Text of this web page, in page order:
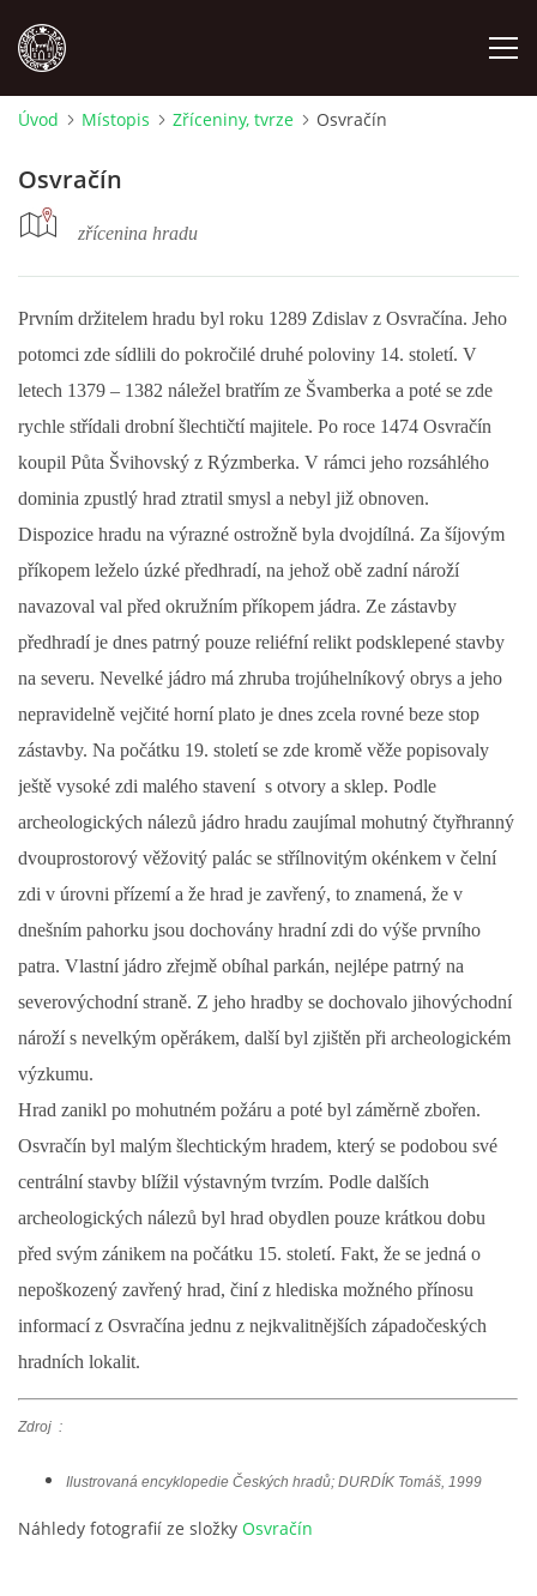
NÁRODOPIS
OSTATNÍ
ODKAZY
O NÁS
DŮL NA SLÍDU (NA KOLE)
Kontakt:
tel. 773 916 275
info@domdej.cz
--------------------------------------------------------------
Tento projekt je realizován za finanční podpory
města Domažlice.
© 2026 eStránky.cz |Aktualizováno: 17. 7. 2026|Nahoru ↑
Úvod Místopis Zříceniny, tvrze Osvračín
Osvračín
zřícenina hradu
Prvním držitelem hradu byl roku 1289 Zdislav z Osvračína. Jeho
potomci zde sídlili do pokročilé druhé poloviny 14. století. V
letech 1379 – 1382 náležel bratřím ze Švamberka a poté se zde
rychle střídali drobní šlechtičtí majitele. Po roce 1474 Osvračín
koupil Půta Švihovský z Rýzmberka. V rámci jeho rozsáhlého
dominia zpustlý hrad ztratil smysl a nebyl již obnoven.
Dispozice hradu na výrazné ostrožně byla dvojdílná. Za šíjovým
příkopem leželo úzké předhradí, na jehož obě zadní nároží
navazoval val před okružním příkopem jádra. Ze zástavby
předhradí je dnes patrný pouze reliéfní relikt podsklepené stavby
na severu. Nevelké jádro má zhruba trojúhelníkový obrys a jeho
nepravidelně vejčité horní plato je dnes zcela rovné beze stop
zástavby. Na počátku 19. století se zde kromě věže popisovaly
ještě vysoké zdi malého stavení s otvory a sklep. Podle
archeologických nálezů jádro hradu zaujímal mohutný čtyřhranný
dvouprostorový věžovitý palác se střílnovitým okénkem v čelní
zdi v úrovni přízemí a že hrad je zavřený, to znamená, že v
dnešním pahorku jsou dochovány hradní zdi do výše prvního
patra. Vlastní jádro zřejmě obíhal parkán, nejlépe patrný na
severovýchodní straně. Z jeho hradby se dochovalo jihovýchodní
nároží s nevelkým opěrákem, další byl zjištěn při archeologickém
výzkumu.
Hrad zanikl po mohutném požáru a poté byl záměrně zbořen.
Osvračín byl malým šlechtickým hradem, který se podobou své
centrální stavby blížil výstavným tvrzím. Podle dalších
archeologických nálezů byl hrad obydlen pouze krátkou dobu
před svým zánikem na počátku 15. století. Fakt, že se jedná o
nepoškozený zavřený hrad, činí z hlediska možného přínosu
informací z Osvračína jednu z nejkvalitnějších západočeských
hradních lokalit.
Zdroj :
Ilustrovaná encyklopedie Českých hradů; DURDÍK Tomáš, 1999
Náhledy fotografií ze složky Osvračín